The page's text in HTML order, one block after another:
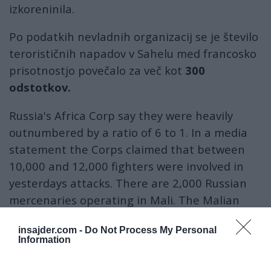
insajder.com - Do Not Process My Personal
Information
izkoreninila.
Po podatkih nevladnih organizacij se je število
terorističnih napadov v Sahelu med francosko
prisotnostjo povečalo za več kot 300
odstotkov.
Russia's Africa Corp say they were heavily
outnumbered by a ratio of 6 to 1. In a media
statement the Corps claimed that between
10,000 and 12,000 fighters were involved in
yesterdays attacks. There are 2,000 Russian
mercenaries operating in Mali. The Malian
pic.twitter.com/0biRVs1C8N